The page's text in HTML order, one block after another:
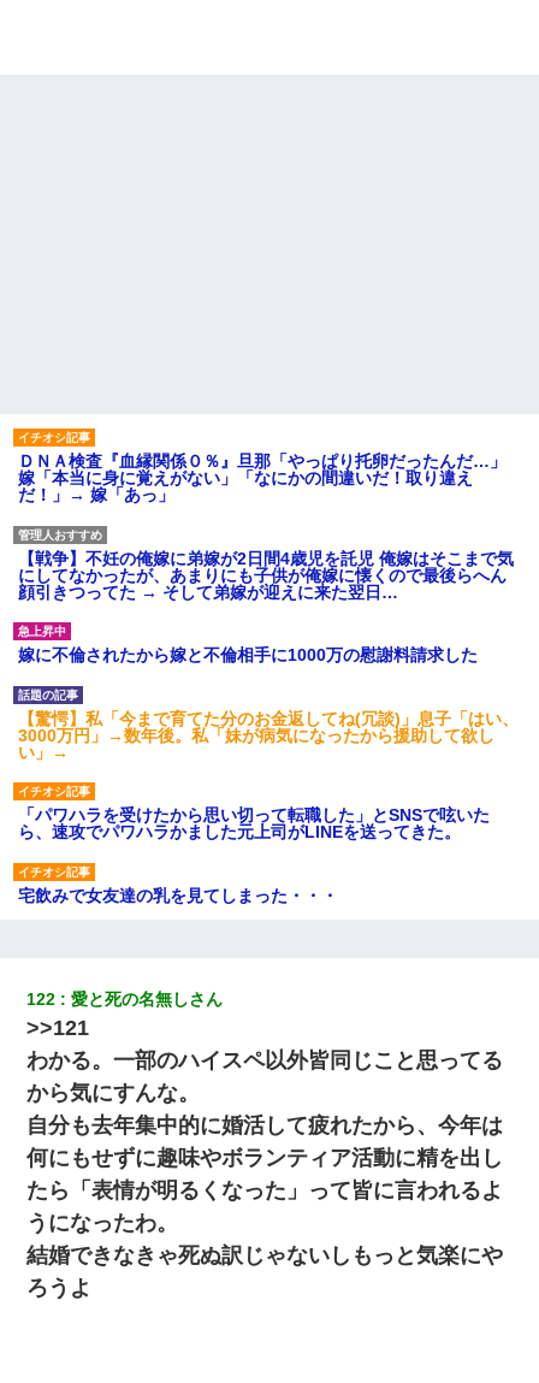
ＤＮＡ検査『血縁関係０％』旦那「やっぱり托卵だったんだ…」
嫁「本当に身に覚えがない」「なにかの間違いだ！取り違え
だ！」→ 嫁「あっ」
【戦争】不妊の俺嫁に弟嫁が2日間4歳児を託児 俺嫁はそこまで気
にしてなかったが、あまりにも子供が俺嫁に懐くので最後らへん
顔引きつってた → そして弟嫁が迎えに来た翌日…
嫁に不倫されたから嫁と不倫相手に1000万の慰謝料請求した
【驚愕】私「今まで育てた分のお金返してね(冗談)」息子「はい、
3000万円」→数年後。私「妹が病気になったから援助して欲し
い」→
「パワハラを受けたから思い切って転職した」とSNSで呟いた
ら、速攻でパワハラかました元上司がLINEを送ってきた。
宅飲みで女友達の乳を見てしまった・・・
友人「酒の勢いで女先輩をホテルに連れ込んだｗｗｗｗｗ」俺
「…」
｢昨日はお兄ちゃんと一緒にお風呂に入っちゃった～｣とか毎日兄
の話をしていたA子が事故で亡くなった。→Ａ子のお母さんの話に
驚愕…
我が家のガレージに見知らぬ車。俺「もしもし、玄関にもシャッ
ターリモコンあるだろ？DOWNのボタン押してｗ」→ 待つこと１
時間弱・・・
122 愛と死の名無しさん
>>121
わかる。一部のハイスペ以外皆同じこと思ってる
から気にすんな。
自分も去年集中的に婚活して疲れたから、今年は
何にもせずに趣味やボランティア活動に精を出し
たら「表情が明るくなった」って皆に言われるよ
うになったわ。
結婚できなきゃ死ぬ訳じゃないしもっと気楽にや
ろうよ